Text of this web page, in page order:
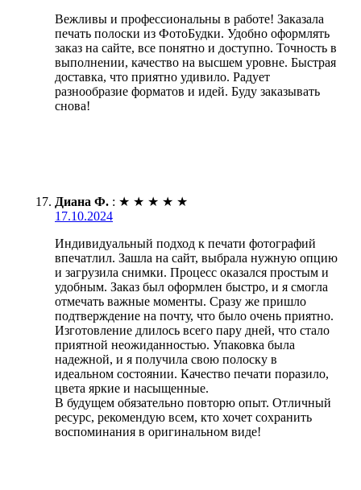
Вежливы и профессиональны в работе! Заказала
печать полоски из ФотоБудки. Удобно оформлять
заказ на сайте, все понятно и доступно. Точность в
выполнении, качество на высшем уровне. Быстрая
доставка, что приятно удивило. Радует
разнообразие форматов и идей. Буду заказывать
снова!
Диана Ф. : ★ ★ ★ ★ ★
17.10.2024
Индивидуальный подход к печати фотографий
впечатлил. Зашла на сайт, выбрала нужную опцию
и загрузила снимки. Процесс оказался простым и
удобным. Заказ был оформлен быстро, и я смогла
отмечать важные моменты. Сразу же пришло
подтверждение на почту, что было очень приятно.
Изготовление длилось всего пару дней, что стало
приятной неожиданностью. Упаковка была
надежной, и я получила свою полоску в
идеальном состоянии. Качество печати поразило,
цвета яркие и насыщенные.
В будущем обязательно повторю опыт. Отличный
ресурс, рекомендую всем, кто хочет сохранить
воспоминания в оригинальном виде!